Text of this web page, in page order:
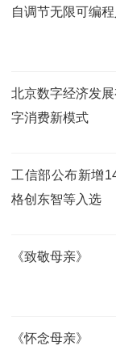
自调节无限可编
北京数字经济发
字消费新模式
工信部公布新增
格创东智等入选
《致敬母亲》
《怀念母亲》